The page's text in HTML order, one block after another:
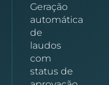
Geração
automática
de
laudos
com
status de